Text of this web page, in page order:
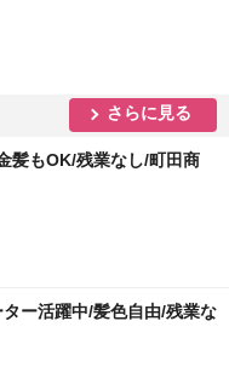
さらに見る
髪もOK/残業なし/町田商
ー活躍中/髪色自由/残業な